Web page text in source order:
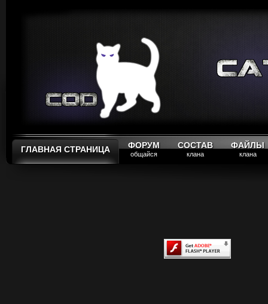
ГЛАВНАЯ СТРАНИЦА ФОРУМ
общайся
СОСТАВ
клана
ФАЙЛЫ
клана